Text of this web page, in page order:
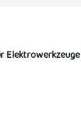
Elektrowerkzeuge